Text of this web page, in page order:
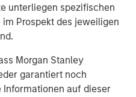
unterliegen spezifischen
Prospekt des jeweiligen
Morgan Stanley
garantiert noch
auf dieser
Einblicke